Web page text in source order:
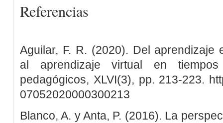
Referencias
Aguilar, F. R. (2020). Del aprendizaje
al aprendizaje virtual en
pedagógicos, XLVI(3), pp. 213-223.
07052020000300213
Blanco, A. y Anta, P. (2016). La